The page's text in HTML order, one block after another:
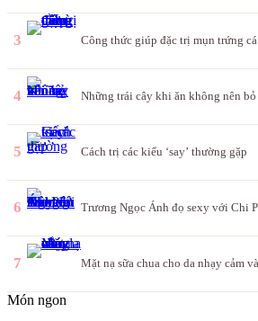
3 Công thức giúp đặc trị mụn trứng
4 Những trái cây khi ăn không nên bỏ
5 Cách trị các kiểu ‘say’ thường gặp
6 Trương Ngọc Ánh đọ sexy với Chi
7 Mặt nạ sữa chua cho da nhạy cảm
Món ngon